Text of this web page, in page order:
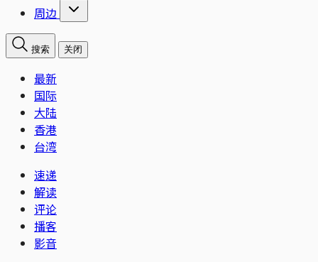
周边
搜索 关闭
最新
国际
大陆
香港
台湾
速递
解读
评论
播客
影音